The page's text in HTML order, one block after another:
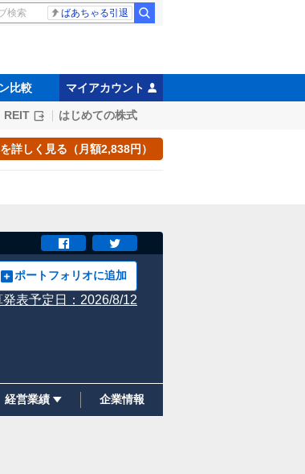
ばあちゃる引退
比較 マイアカウント
REIT はじめての株式
詳しく見る（月額2,838円）
ポートフォリオに追加
表予定日： 2026/8/12
経営業績 企業情報